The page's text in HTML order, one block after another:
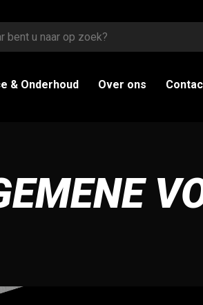
& Onderhoud Over ons